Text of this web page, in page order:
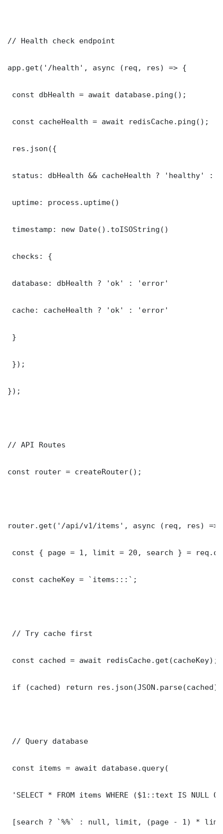
// Health check endpoint
app.get('/health', async (req, res) => {
const dbHealth = await database.ping();
const cacheHealth = await redisCache.ping();
res.json({
status: dbHealth && cacheHealth ? 'healthy' :
uptime: process.uptime()
timestamp: new Date().toISOString()
checks: {
database: dbHealth ? 'ok' : 'error'
cache: cacheHealth ? 'ok' : 'error'
}
});
});
// API Routes
const router = createRouter();
router.get('/api/v1/items', async (req, res) =>
const { page = 1, limit = 20, search } =
const cacheKey = `items:::`;
// Try cache first
const cached = await redisCache.get(cacheKey);
if (cached) return
// Query database
const items = await database.query(
'SELECT * FROM items WHERE ($1::text IS NULL
[search ? `%%` : null, limit, (page - 1) *